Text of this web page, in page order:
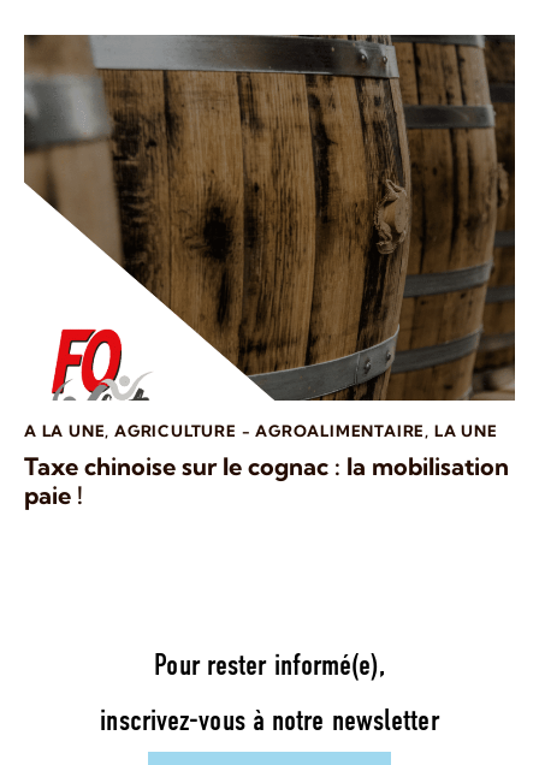
A LA UNE,AGRICULTURE - AGROALIMENTAIRE, LA UNE
Taxe chinoise sur le cognac : la mobilisation
paie !
Pour rester informé(e),
inscrivez-vous à notre newsletter